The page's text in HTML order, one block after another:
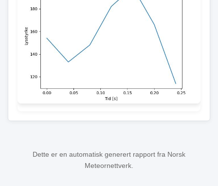
Dette er en automatisk generert rapport fra Norsk
Meteornettverk.